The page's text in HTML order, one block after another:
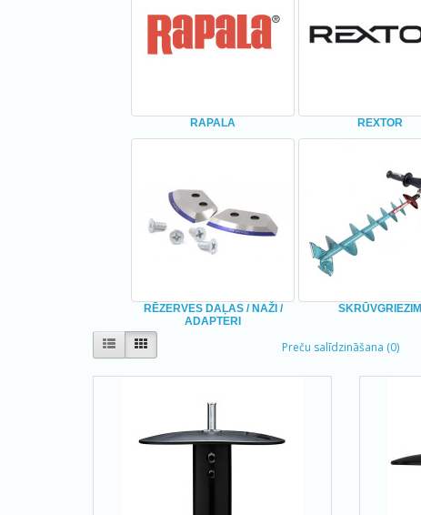
RAPALA REXTOR
RĒZERVES DAĻAS / NAŽI /
ADAPTERI
SKRŪVGRIEZIM
Preču salīdzināšana (0)